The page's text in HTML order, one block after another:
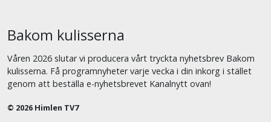
Bakom kulisserna
Våren 2026 slutar vi producera vårt tryckta nyhetsbrev Bakom
kulisserna. Få programnyheter varje vecka i din inkorg i stället
genom att beställa e-nyhetsbrevet Kanalnytt ovan!
© 2026 Himlen TV7